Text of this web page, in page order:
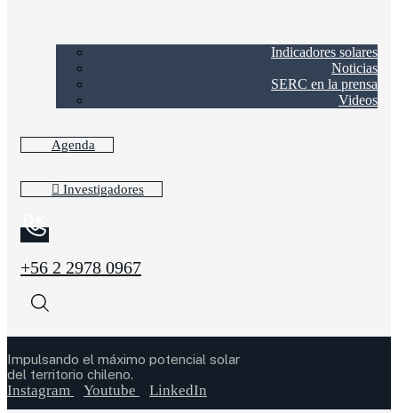
Indicadores solares
Noticias
SERC en la prensa
Videos
Agenda
Investigadores
+56 2 2978 0967
Impulsando el máximo potencial solar
del territorio chileno.
Instagram Youtube LinkedIn